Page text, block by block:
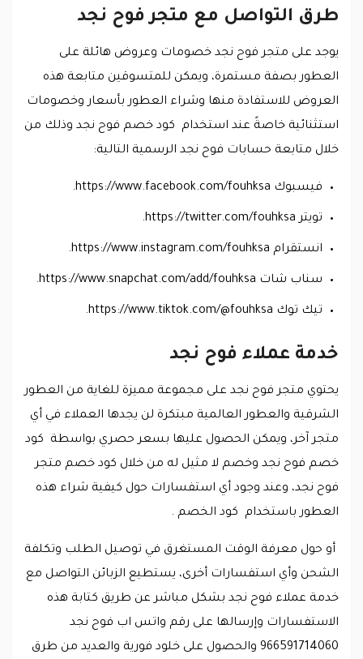
طرق التواصل مع متجر فوح نجد
يوجد على متجر فوح نجد خصومات وعروض هائلة على
العطور بصفة مستمرة، ويمكن للمتسوقين متابعة هذه
العروض للاستفادة منها وشراء العطور بأسعار وخصومات
استثنائية خاصةً عند استخدام كود خصم فوح نجد وذلك من
خلال متابعة حسابات فوح نجد الرسمية التالية:
فيسبوك https://www.facebook.com/fouhksa.
تويتر https://twitter.com/fouhksa.
انستقرام https://www.instagram.com/fouhksa.
سناب شات https://www.snapchat.com/add/fouhksa.
تيك توك https://www.tiktok.com/@fouhksa.
خدمة عملاء فوح نجد
يحتوي متجر فوح نجد على مجموعة مميزة للغاية من العطور
الشرقية والعطور العالمية مبتكرة لن يجدها العملاء في أي
متجر آخر، ويمكن الحصول عليها بسعر حصري بواسطة كود
خصم فوح نجد وخصم لا مثيل له من خلال كود خصم متجر
فوح نجد، وعند وجود أي استفسارات حول كيفية شراء هذه
العطور باستخدام كود الخصم .
أو حول معرفة الوقت المستغرق في توصيل الطلب وتكلفة
الشحن وأي استفسارات أخرى، يستطيع الزبائن التواصل مع
خدمة عملاء فوح نجد بشكل مباشر عن طريق كتابة هذه
الاستفسارات وإرسالها على رقم واتس اب فوح نجد
966591714060 والحصول على خلود فورية والعديد من طرق